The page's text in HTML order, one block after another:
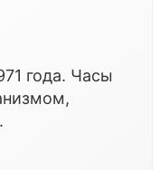
года. Часы